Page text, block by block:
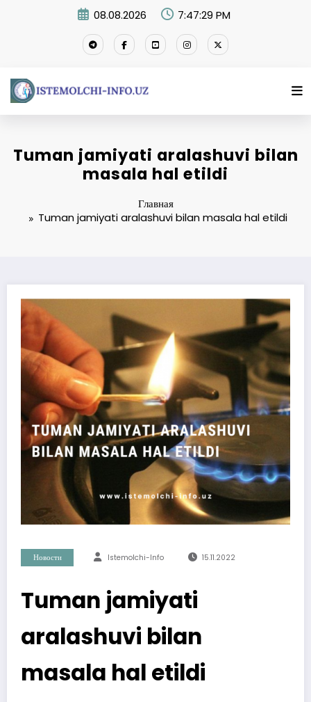
08.08.2026 7:47:30 PM
Tuman jamiyati aralashuvi bilan
masala hal etildi
Главная
Tuman jamiyati aralashuvi bilan masala hal etildi
Новости Istemolchi-Info 15.11.2022
Tuman jamiyati
aralashuvi bilan
masala hal etildi